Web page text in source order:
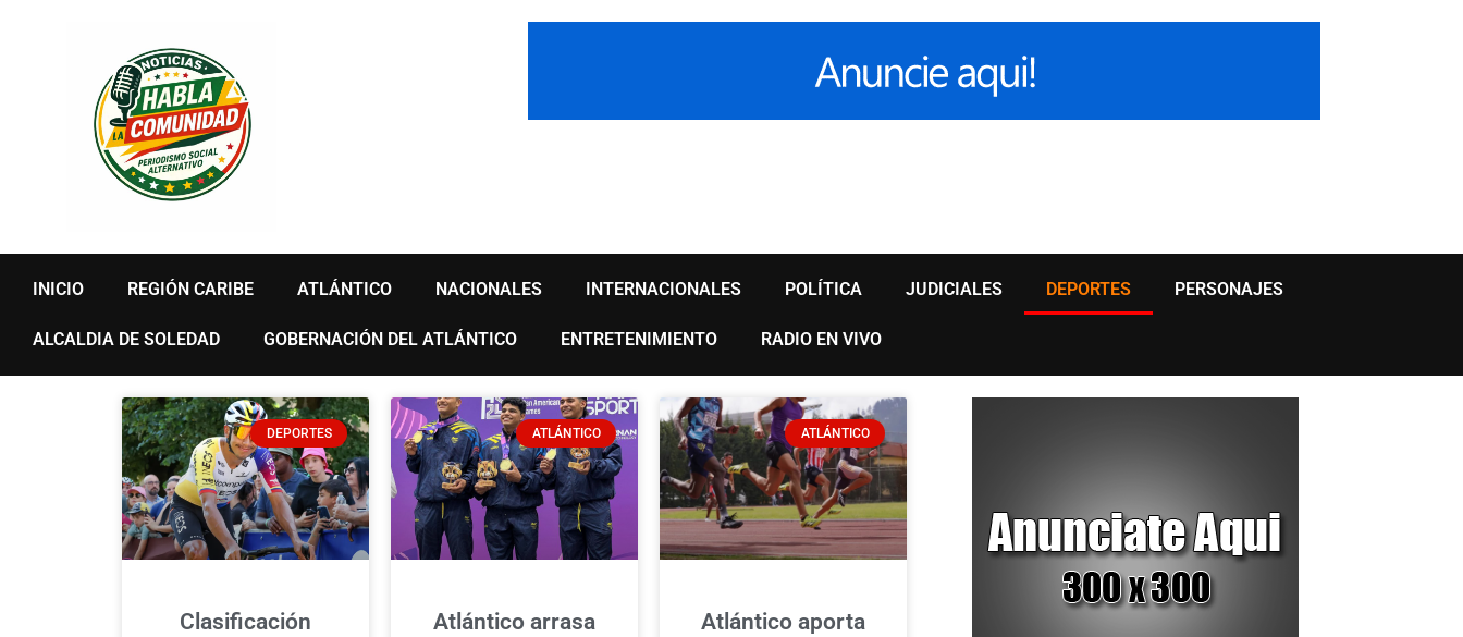
INICIO REGIÓN CARIBE ATLÁNTICO NACIONALES INTERNACIONALES POLÍTICA JUDICIALES DEPORTES PERSONAJES
ALCALDIA DE SOLEDAD GOBERNACIÓN DEL ATLÁNTICO ENTRETENIMIENTO RADIO EN VIVO
DEPORTES
Clasificación
ATLÁNTICO
Atlántico arrasa
ATLÁNTICO
Atlántico aporta
PagePagePagePage